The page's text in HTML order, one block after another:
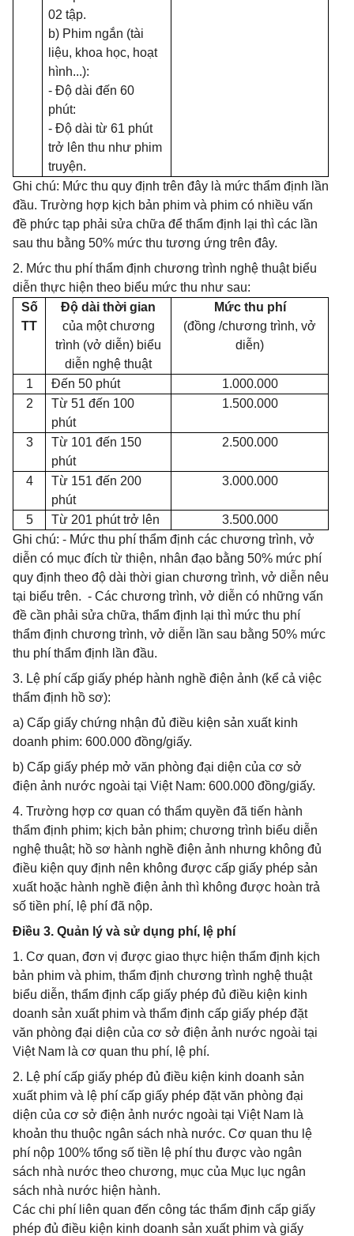
02 tập.
b) Phim ngắn (tài
liệu, khoa học, hoạt
hình...):
- Độ dài đến 60
phút:
- Độ dài từ 61 phút
trở lên thu như phim
truyện.
Ghi chú: Mức thu quy định trên đây là mức thẩm định lần
đầu. Trường hợp kịch bản phim và phim có nhiều vấn
đề phức tạp phải sửa chữa để thẩm định lại thì các lần
sau thu bằng 50% mức thu tương ứng trên đây.
2. Mức thu phí thẩm định chương trình nghệ thuật biểu
diễn thực hiện theo biểu mức thu như sau:
Số
TT
Độ dài thời gian
của một chương
trình (vở diễn) biểu
diễn nghệ thuật
Mức thu phí
(đồng /chương trình, vở
diễn)
1 Đến 50 phút
1.000.000
2
Từ 51 đến 100
phút
1.500.000
3
Từ 101 đến 150
phút
2.500.000
4
Từ 151 đến 200
phút
3.000.000
5 Từ 201 phút trở lên
3.500.000
Ghi chú: - Mức thu phí thẩm định các chương trình, vở
diễn có mục đích từ thiện, nhân đạo bằng 50% mức phí
quy định theo độ dài thời gian chương trình, vở diễn nêu
tại biểu trên. - Các chương trình, vở diễn có những vấn
đề cần phải sửa chữa, thẩm định lại thì mức thu phí
thẩm định chương trình, vở diễn lần sau bằng 50% mức
thu phí thẩm định lần đầu.
3. Lệ phí cấp giấy phép hành nghề điện ảnh (kể cả việc
thẩm định hồ sơ):
a) Cấp giấy chứng nhận đủ điều kiện sản xuất kinh
doanh phim: 600.000 đồng/giấy.
b) Cấp giấy phép mở văn phòng đại diện của cơ sở
điện ảnh nước ngoài tại Việt Nam: 600.000 đồng/giấy.
4. Trường hợp cơ quan có thẩm quyền đã tiến hành
thẩm định phim; kịch bản phim; chương trình biểu diễn
nghệ thuật; hồ sơ hành nghề điện ảnh nhưng không đủ
điều kiện quy định nên không được cấp giấy phép sản
xuất hoặc hành nghề điện ảnh thì không được hoàn trả
số tiền phí, lệ phí đã nộp.
Điều 3. Quản lý và sử dụng phí, lệ phí
1. Cơ quan, đơn vị được giao thực hiện thẩm định kịch
bản phim và phim, thẩm định chương trình nghệ thuật
biểu diễn, thẩm định cấp giấy phép đủ điều kiện kinh
doanh sản xuất phim và thẩm định cấp giấy phép đặt
văn phòng đại diện của cơ sở điện ảnh nước ngoài tại
Việt Nam là cơ quan thu phí, lệ phí.
2. Lệ phí cấp giấy phép đủ điều kiện kinh doanh sản
xuất phim và lệ phí cấp giấy phép đặt văn phòng đại
diện của cơ sở điện ảnh nước ngoài tại Việt Nam là
khoản thu thuộc ngân sách nhà nước. Cơ quan thu lệ
phí nộp 100% tổng số tiền lệ phí thu được vào ngân
sách nhà nước theo chương, mục của Mục lục ngân
sách nhà nước hiện hành.
Các chi phí liên quan đến công tác thẩm định cấp giấy
phép đủ điều kiện kinh doanh sản xuất phim và giấy